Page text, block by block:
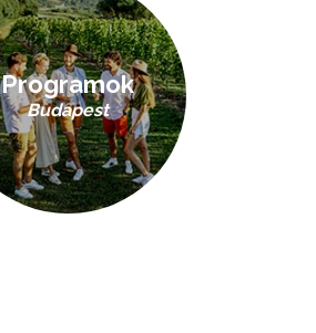
Programok
Budapest